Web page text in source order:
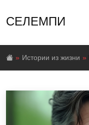
СЕЛЕМПИ
Истории из жизни